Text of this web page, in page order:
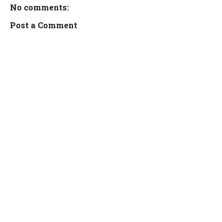
No comments:
Post a Comment